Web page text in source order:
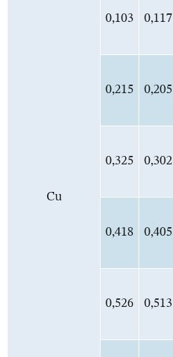
Cu
0,103 0,117
0,215 0,205
0,325 0,302
0,418 0,405
0,526 0,513